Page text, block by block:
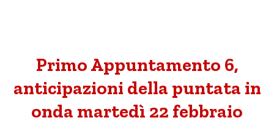
Primo Appuntamento 6,
anticipazioni della puntata in
onda martedì 22 febbraio